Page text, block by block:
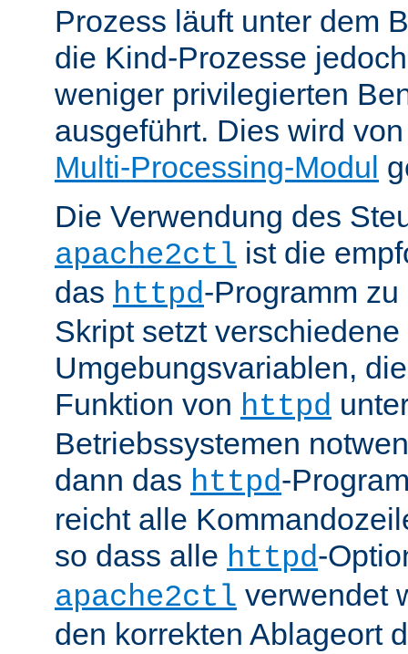
Prozess läuft unter dem
die Kind-Prozesse
weniger privilegierten
ausgeführt. Dies wird
Multi-Processing-Modul
Die Verwendung des
apache2ctl ist die
das httpd-Programm
Skript setzt verschiedene
Umgebungsvariablen,
Funktion von httpd
Betriebssystemen
dann das httpd-
reicht alle
so dass alle httpd-
apache2ctl verwendet
den korrekten Ablageort